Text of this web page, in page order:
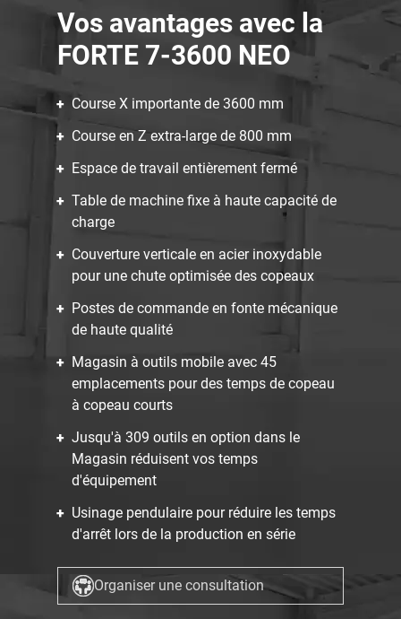
Vos avantages avec la
FORTE 7-3600 NEO
Course X importante de 3600 mm
Course en Z extra-large de 800 mm
Espace de travail entièrement fermé
Table de machine fixe à haute capacité de
charge
Couverture verticale en acier inoxydable
pour une chute optimisée des copeaux
Postes de commande en fonte mécanique
de haute qualité
Magasin à outils mobile avec 45
emplacements pour des temps de copeau
à copeau courts
Jusqu'à 309 outils en option dans le
Magasin réduisent vos temps
d'équipement
Usinage pendulaire pour réduire les temps
d'arrêt lors de la production en série
Organiser une consultation